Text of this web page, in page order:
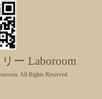
ー Laboroom
. All Rights Reserved.